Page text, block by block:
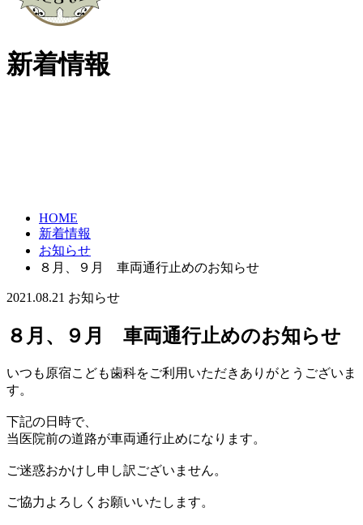
新着情報
HOME
新着情報
お知らせ
８月、９月 車両通行止めのお知らせ
2021.08.21 お知らせ
８月、９月 車両通行止めのお知らせ
いつも原宿こども歯科をご利用いただきありがとうございま
す。
下記の日時で、
当医院前の道路が車両通行止めになります。
ご迷惑おかけし申し訳ございません。
ご協力よろしくお願いいたします。